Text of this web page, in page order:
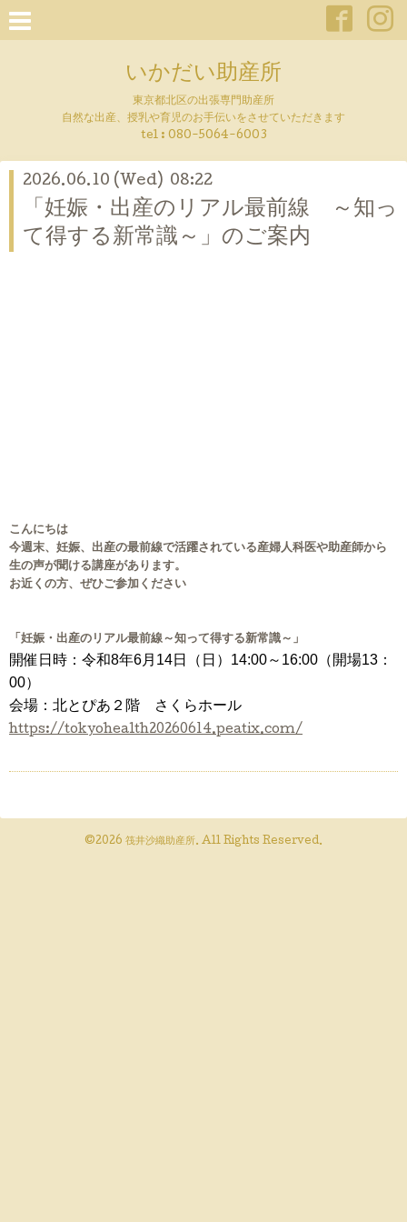
いかだい助産所
東京都北区の出張専門助産所
自然な出産、授乳や育児のお手伝いをさせていただきます
tel : 080-5064-6003
2026.06.10 (Wed) 08:22
「妊娠・出産のリアル最前線 ～知っ
て得する新常識～」のご案内
こんにちは
今週末、妊娠、出産の最前線で活躍されている産婦人科医や助産師から
生の声が聞ける講座があります。
お近くの方、ぜひご参加ください
「妊娠・出産のリアル最前線～知って得する新常識～」
開催日時：令和8年6月14日（日）14:00～16:00（開場13：
00）
会場：北とぴあ２階 さくらホール
https://tokyohealth20260614.peatix.com/
©2026 筏井沙織助産所. All Rights Reserved.